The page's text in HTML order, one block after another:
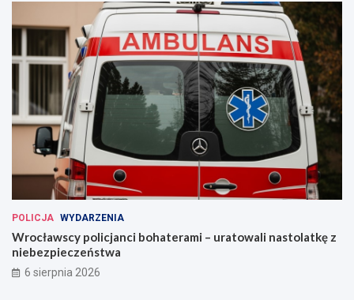
POLICJA WYDARZENIA
Wrocławscy policjanci bohaterami – uratowali nastolatkę z
niebezpieczeństwa
6 sierpnia 2026